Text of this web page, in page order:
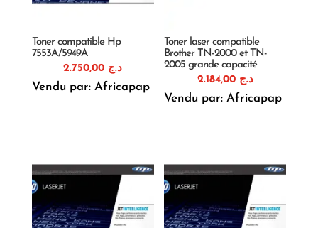
Toner compatible Hp
7553A/5949A
د.ج
Vendu par: Africapap
Toner laser compatible
Brother TN-2000 et TN-
2005 grande capacité
د.ج 2.184,00
Vendu par: Africapap